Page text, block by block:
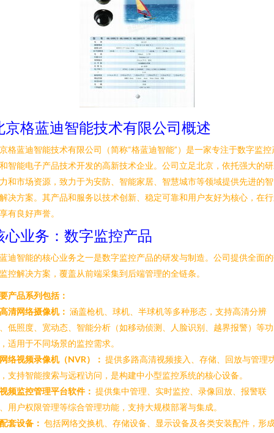
京格蓝迪智能技术有限公司概述
格蓝迪智能技术有限公司（简称“格蓝迪智能”）是一家专注于数字监控
智能电子产品技术开发的高新技术企业。公司立足北京，依托强大的
和市场资源，致力于为安防、智能家居、智慧城市等领域提供先进的
决方案。其产品和服务以技术创新、稳定可靠和用户友好为核心，在
有良好声誉。
心业务：数字监控产品
迪智能的核心业务之一是数字监控产品的研发与制造。公司提供全面
控解决方案，覆盖从前端采集到后端管理的全链条。
产品系列包括：
高清网络摄像机： 涵盖枪机、球机、半球机等多种形态，支持高清分辨
低照度、宽动态、智能分析（如移动侦测、人脸识别、越界报警）等功
适用于不同场景的监控需求。
网络视频录像机（NVR）： 提供多路高清视频接入、存储、回放与管理
支持智能搜索与远程访问，是构建中小型监控系统的核心设备。
视频监控管理平台软件： 提供集中管理、实时监控、录像回放、报警联
用户权限管理等综合管理功能，支持大规模部署与集成。
配套设备： 包括网络交换机、存储设备、显示设备及各类安装配件，形